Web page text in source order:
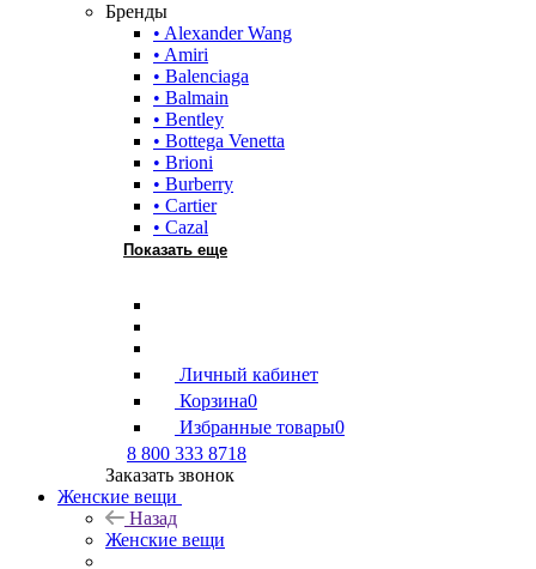
Бренды
• Alexander Wang
• Amiri
• Balenciaga
• Balmain
• Bentley
• Bottega Venetta
• Brioni
• Burberry
• Cartier
• Cazal
Показать еще
Личный кабинет
Корзина0
Избранные товары0
8 800 333 8718
Заказать звонок
Женские вещи
Назад
Женские вещи